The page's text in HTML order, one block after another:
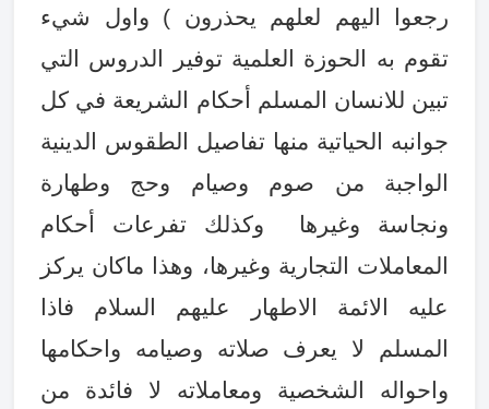
رجعوا اليهم لعلهم يحذرون ) واول شيء
تقوم به الحوزة العلمية توفير الدروس التي
تبين للانسان المسلم أحكام الشريعة في كل
جوانبه الحياتية منها تفاصيل الطقوس الدينية
الواجبة من صوم وصيام وحج وطهارة
ونجاسة وغيرها وكذلك تفرعات أحكام
المعاملات التجارية وغيرها، وهذا ماكان يركز
عليه الائمة الاطهار عليهم السلام فاذا
المسلم لا يعرف صلاته وصيامه واحكامها
واحواله الشخصية ومعاملاته لا فائدة من